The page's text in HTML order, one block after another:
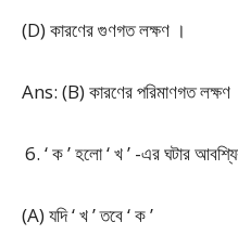
(D) কারণের গুণগত লক্ষণ ।
Ans: (B) কারণের পরিমাণগত লক্ষণ
‘ ক ’ হলো ‘ খ ’ -এর ঘটার
(A) যদি ‘ খ ’ তবে ‘ ক ’